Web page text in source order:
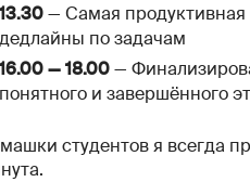
13.30 — Самая продуктивная
дедлайны по задачам
16.00 — 18.00 —
понятного и завершённого
студентов я всегда